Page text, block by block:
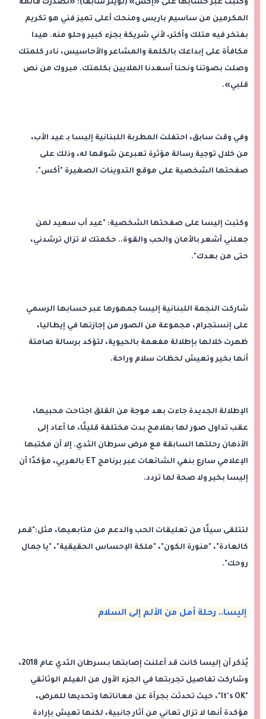
وكتبت عبر حسابها على «إكس» (تويتر سابقًا): «تصدرك قائمة
المكرمين من ساسيم باريس ومنحك أعلى تميز فني هو تكريم
بفتخر فيه متلك وأكتر، لأني شريكة بجزء كبير وحلو منه. هيدا
مكافأة على إبداعك بالكلمة والمشاعر والأحاسيس، نادر كلمتك
وصلت بصوتنا ونحنا أسعدنا الملايين بكلمتك. مبروك من نص
قلبي».
وفي وقت سابق، احتفلت المطربة اللبنانية إليسا بـ عيد الأب،
من خلال توجية رسالة مؤثرة تعبرعن شوقها له، وذلك على
صفحتها الشخصية على موقع التدوينات الصغيرة "أكس".
وكتبت إليسا على صفحتها الشخصية: "عيد أب سعيد لمن
جعلني أشعر بالأمان والحب والقوة.. حكمتك لا تزال ترشدني،
حتى من بعدك".
شاركت النجمة اللبنانية إليسا جمهورها عبر حسابها الرسمي
على إنستجرام، مجموعة من الصور من إجازتها في إيطاليا،
ظهرت خلالها بإطلالة مفعمة بالحيوية، لتؤكد برسالة صامتة
أنها بخير وتعيش لحظات سلام وراحة.
الإطلالة الجديدة جاءت بعد موجة من القلق اجتاحت محبيها،
عقب تداول صور لها بملامح بدت مختلفة قليلًا، ما أعاد إلى
الأذهان رحلتها السابقة مع مرض سرطان الثدي. إلا أن مكتبها
الإعلامي سارع بنفي الشائعات عبر برنامج ET بالعربي، مؤكدًا أن
إليسا بخير ولا صحة لما تردد.
لتتلقى سيلًا من تعليقات الحب والدعم من متابعيها، مثل:"قمر
كالعادة"، "منورة الكون"، "ملكة الإحساس الحقيقية"، "يا جمال
روحك".
إليسا.. رحلة أمل من الألم إلى السلام
يُذكر أن إليسا كانت قد أعلنت إصابتها بـسرطان الثدي عام 2018،
وشاركت تفاصيل تجربتها في الجزء الأول من الفيلم الوثائقي
"It's OK"، حيث تحدثت بجرأة عن معاناتها وتحديها للمرض،
مؤكدة أنها لا تزال تعاني من آثار جانبية، لكنها تعيش بإرادة